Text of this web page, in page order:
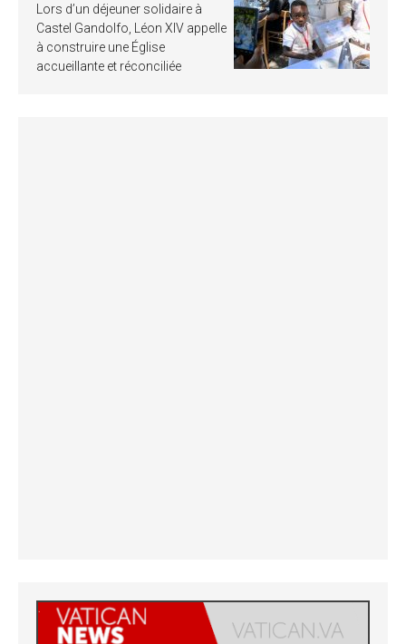
Lors d’un déjeuner solidaire à
Castel Gandolfo, Léon XIV appelle
à construire une Église
accueillante et réconciliée